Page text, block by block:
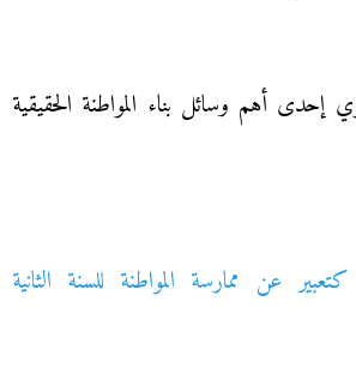
إحدى أهم وسائل بناء المواطنة الحقيقية
عن ممارسة المواطنة للسنة الثانية